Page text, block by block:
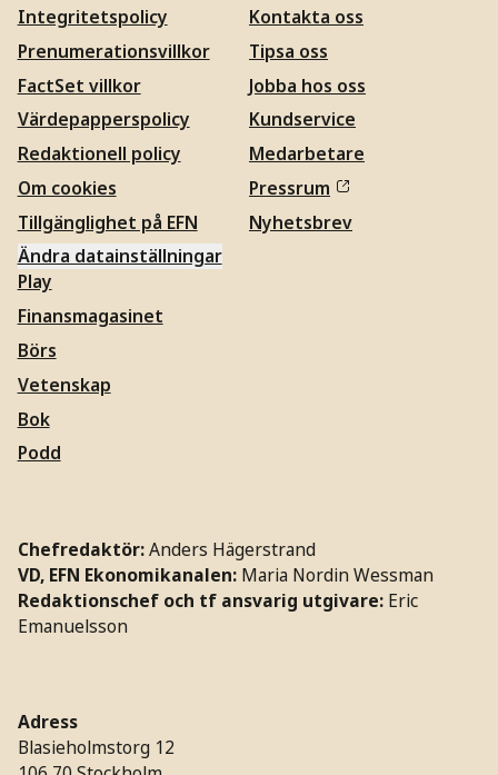
Integritetspolicy
Prenumerationsvillkor
FactSet villkor
Värdepapperspolicy
Redaktionell policy
Om cookies
Tillgänglighet på EFN
Ändra datainställningar
Kontakta oss
Tipsa oss
Jobba hos oss
Kundservice
Medarbetare
Pressrum
Nyhetsbrev
Play
Finansmagasinet
Börs
Vetenskap
Bok
Podd
Chefredaktör:Anders Hägerstrand
VD, EFN Ekonomikanalen: Maria Nordin Wessman
Redaktionschef och tf ansvarig utgivare: Eric
Emanuelsson
Adress
Blasieholmstorg 12